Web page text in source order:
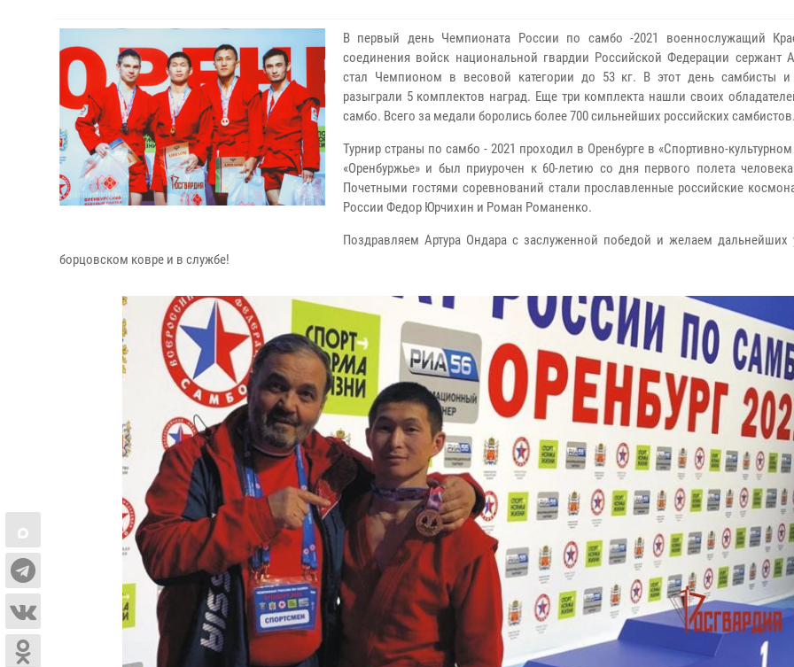
В первый день Чемпионата России по самбо -2021 военнослужащий
соединения войск национальной гвардии Российской Федерации сержант
стал Чемпионом в весовой категории до 53 кг. В этот день самбисты и
разыграли 5 комплектов наград. Еще три комплекта нашли своих
самбо. Всего за медали боролись более 700 сильнейших российских самбистов.
Турнир страны по самбо - 2021 проходил в Оренбурге в «Спортивно-
«Оренбуржье» и был приурочен к 60-летию со дня первого полета
Почетными гостями соревнований стали прославленные российские
России Федор Юрчихин и Роман Романенко.
Поздравляем Артура Ондара с заслуженной победой и желаем дальнейших
борцовском ковре и в службе!